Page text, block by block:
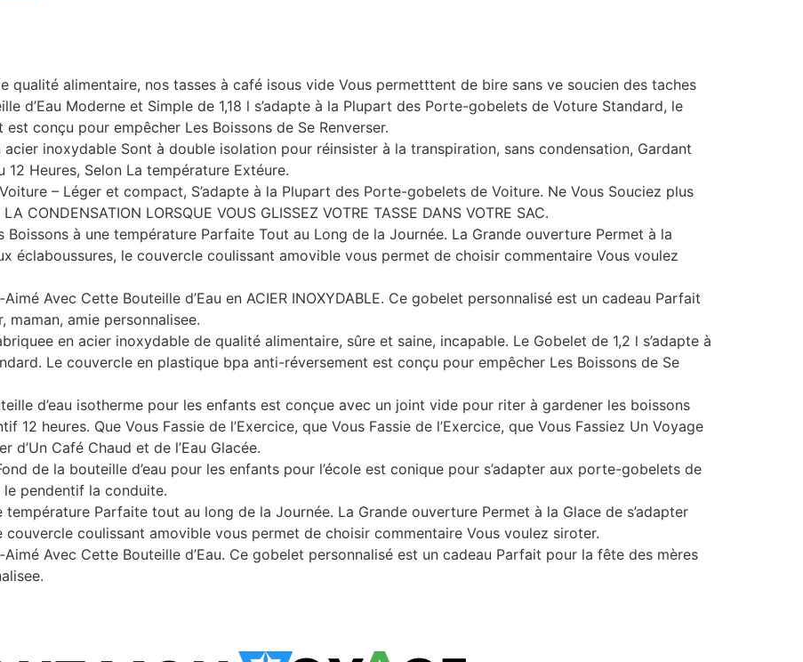
qualité alimentaire, nos tasses à café isous vide Vous permetttent de bire sans ve soucien des taches
d’Eau Moderne et Simple de 1,18 l s’adapte à la Plupart des Porte-gobelets de Voture Standard, le
conçu pour empêcher Les Boissons de Se Renverser.
inoxydable Sont à double isolation pour réinsister à la transpiration, sans condensation, Gardant
12 Heures, Selon La température Extéure.
– Léger et compact, S’adapte à la Plupart des Porte-gobelets de Voiture. Ne Vous Souciez plus
CONDENSATION LORSQUE VOUS GLISSEZ VOTRE TASSE DANS VOTRE SAC.
Boissons à une température Parfaite Tout au Long de la Journée. La Grande ouverture Permet à la
éclaboussures, le couvercle coulissant amovible vous permet de choisir commentaire Vous voulez
Avec Cette Bouteille d’Eau en ACIER INOXYDABLE. Ce gobelet personnalisé est un cadeau Parfait
amie personnalisee.
en acier inoxydable de qualité alimentaire, sûre et saine, incapable. Le Gobelet de 1,2 l s’adapte à
Le couvercle en plastique bpa anti-réversement est conçu pour empêcher Les Boissons de Se
d’eau isotherme pour les enfants est conçue avec un joint vide pour riter à gardener les boissons
heures. Que Vous Fassie de l’Exercice, que Vous Fassie de l’Exercice, que Vous Fassiez Un Voyage
Café Chaud et de l’Eau Glacée.
de la bouteille d’eau pour les enfants pour l’école est conique pour s’adapter aux porte-gobelets de
pendentif la conduite.
température Parfaite tout au long de la Journée. La Grande ouverture Permet à la Glace de s’adapter
couvercle coulissant amovible vous permet de choisir commentaire Vous voulez siroter.
Avec Cette Bouteille d’Eau. Ce gobelet personnalisé est un cadeau Parfait pour la fête des mères